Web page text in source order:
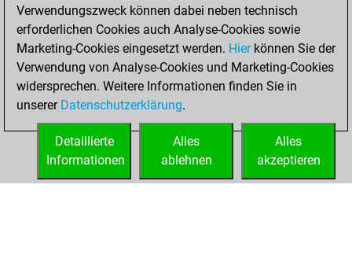
You won
against Fritz
Fritz
You achieved a
new Elo of 1624
You created
your Fritz account
Verwendungszweck können dabei neben technisch
erforderlichen Cookies auch Analyse-Cookies sowie
Marketing-Cookies eingesetzt werden. Hierkönnen Sie der
Verwendung von Analyse-Cookies und Marketing-Cookies
widersprechen. Weitere Informationen finden Sie in
unserer Datenschutzerklärung.
Alles
akzeptieren
Alles
ablehnen
Detaillierte
Informationen